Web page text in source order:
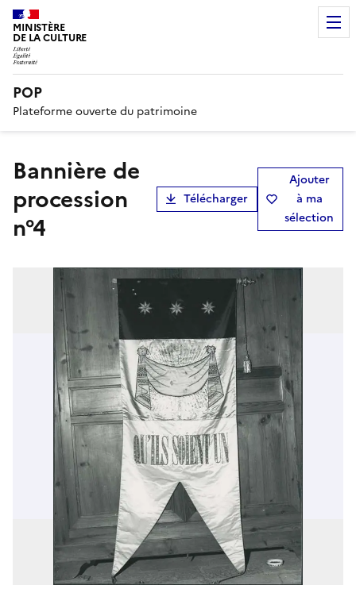
MINISTÈRE
DE LA CULTURE
POP
Plateforme ouverte du patrimoine
bannière de
procession
n°4
Télécharger
Ajouter
à ma
sélection